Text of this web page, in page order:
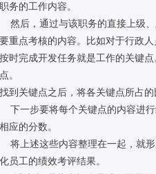
职务的工作内容。
然后，通过与该职务的直接上级
要重点考核的内容。比如对于行政
按时完成开发任务就是工作的关键
点。
找到关键点之后，将各关键点所占
下一步要将每个关键点的内容进
相应的分数。
将上述这些内容整理在一起，就
化员工的绩效考评结果。